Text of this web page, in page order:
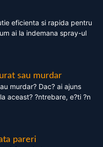
eficienta si rapida pentru
ai la indemana spray-ul
sau murdar
murdar? Dac? ai ajuns
aceast? ?ntrebare, e?ti ?n
pareri